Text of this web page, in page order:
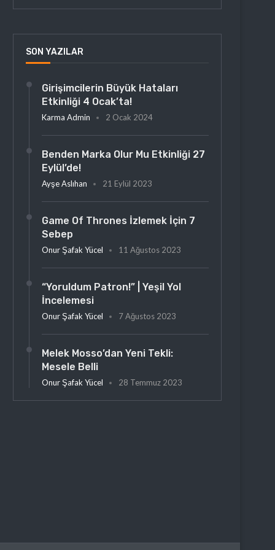
SON YAZILAR
Girişimcilerin Büyük Hataları
Etkinliği 4 Ocak’ta!
Karma Admin 2 Ocak 2024
Benden Marka Olur Mu Etkinliği 27
Eylül’de!
Ayşe Aslıhan 21 Eylül 2023
Game Of Thrones İzlemek İçin 7
Sebep
Onur Şafak Yücel 11 Ağustos 2023
“Yoruldum Patron!” | Yeşil Yol
İncelemesi
Onur Şafak Yücel 7 Ağustos 2023
Melek Mosso’dan Yeni Tekli:
Mesele Belli
Onur Şafak Yücel 28 Temmuz 2023